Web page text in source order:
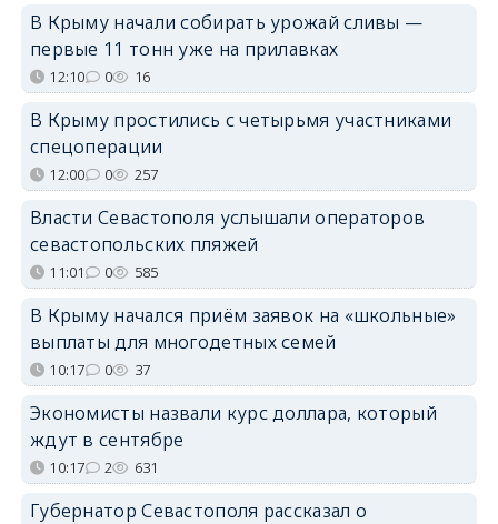
В Крыму начали собирать урожай сливы —
первые 11 тонн уже на прилавках
12:10 0 16
В Крыму простились с четырьмя участниками
спецоперации
12:00 0 257
Власти Севастополя услышали операторов
севастопольских пляжей
11:01 0 585
В Крыму начался приём заявок на «школьные»
выплаты для многодетных семей
10:17 0 37
Экономисты назвали курс доллара, который
ждут в сентябре
10:17 2 631
Губернатор Севастополя рассказал о